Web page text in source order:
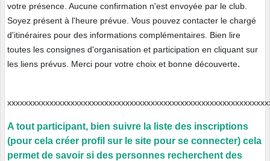
votre présence. Aucune confirmation n'est envoyée par le club.
Soyez présent à l'heure prévue. Vous pouvez contacter le chargé
d'itinéraires pour des informations complémentaires. Bien lire
toutes les consignes d'organisation et participation en cliquant sur
les liens prévus. Merci pour votre choix et bonne découverte.
A tout participant, bien suivre la liste des inscriptions
(pour cela créer profil sur le site pour se connecter) cela
permet de savoir si des personnes recherchent des